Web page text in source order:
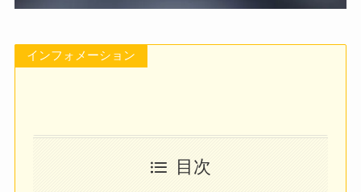
インフォメーション
目次